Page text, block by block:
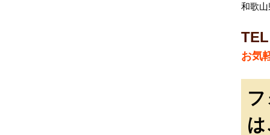
和歌
お気